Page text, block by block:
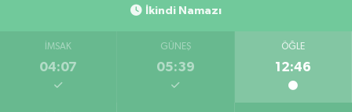
İkindi Namazı
İMSAK
04:07
GÜNEŞ
05:39
ÖĞLE
12:46